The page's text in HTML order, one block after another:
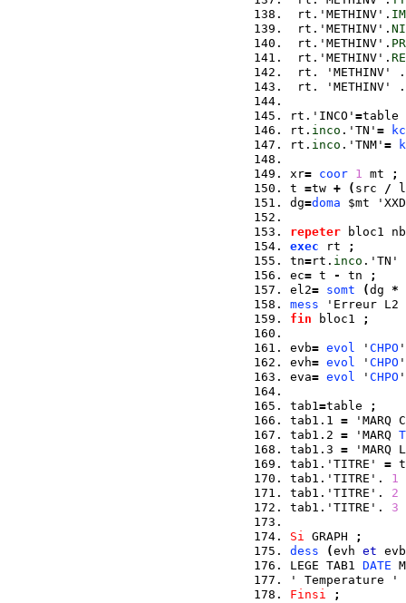
rt.'METHINV'.
rt.'METHINV'.
rt.'METHINV'.
rt.'METHINV'.
rt. 'METHINV' .
rt. 'METHINV' .
rt.'INCO' =table
rt. inco .'TN' =
rt. inco .'TNM' =
xr= coor 1 mt
;
t =tw + ( src /
dg=doma $mt
repeter bloc1
exec rt
;
tn=rt. inco .'TN'
ec= t - tn
;
el2= somt (dg *
mess 'Erreur
fin bloc1 ;
evb= evol ' CHPO
evh= evol ' CHPO
eva= evol ' CHPO
tab1=table
;
tab1.1 = 'MARQ
tab1.2 = 'MARQ
tab1.3 = 'MARQ
tab1.'TITRE' =
tab1.'TITRE'. 1
tab1.'TITRE'. 2
tab1.'TITRE'. 3
Si GRAPH
;
dess
(evh et
LEGE TAB1 DATE
' Temperature '
Finsi
;